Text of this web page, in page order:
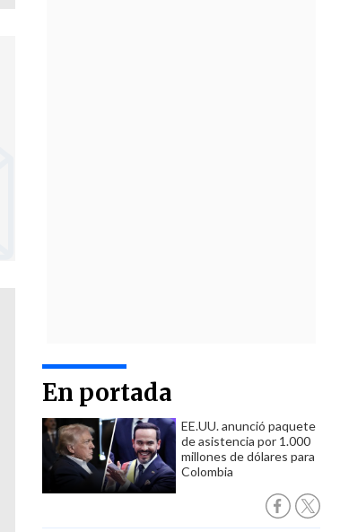
En portada
EE.UU. anunció paquete
de asistencia por 1.000
millones de dólares para
Colombia